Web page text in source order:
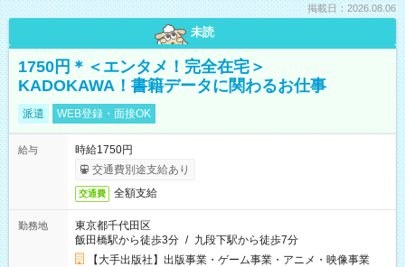
掲載日：2026.08.06
未読
1750円＊＜エンタメ！完全在宅＞
KADOKAWA！書籍データに関わるお仕事
派遣 WEB登録・面接OK
給与
時給1750円
交通費別途支給あり
交通費 全額支給
勤務地
東京都千代田区
飯田橋駅から徒歩3分 / 九段下駅から徒歩7分
【大手出版社】出版事業・ゲーム事業・アニメ・映像事業